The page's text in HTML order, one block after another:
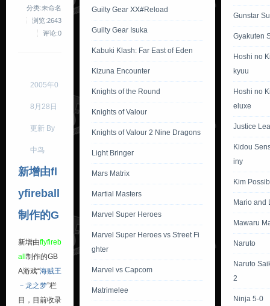
分类:未命名
浏览:2643
评论:0
2005年0
8月28日
更新 By
中鸟
新增由fl
yfireball
制作的G
新增由flyfireb
all制作的GB
A游戏“海贼王
－龙之梦”栏
目，目前收录
Guilty Gear XX#Reload
Guilty Gear Isuka
Kabuki Klash: Far East of Eden
Kizuna Encounter
Knights of the Round
Knights of Valour
Knights of Valour 2 Nine Dragons
Light Bringer
Mars Matrix
Martial Masters
Marvel Super Heroes
Marvel Super Heroes vs Street Fi
ghter
Marvel vs Capcom
Matrimelee
Gunstar
Gyakuten
Hoshi no
kyuu
Hoshi no
eluxe
Justice
Kidou
iny
Kim
Mario and
Mawaru
Naruto
Naruto
2
Ninja 5-0